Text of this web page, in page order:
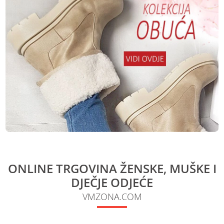
ONLINE TRGOVINA ŽENSKE, MUŠKE I
DJEČJE ODJEĆE
VMZONA.COM